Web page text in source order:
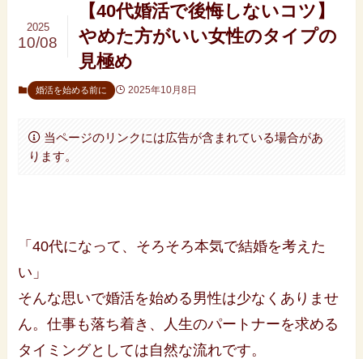
【40代婚活で後悔しないコツ】
やめた方がいい女性のタイプの
見極め
2025
10/08
婚活を始める前に 2025年10月8日
当ページのリンクには広告が含まれている場合があ
ります。
「40代になって、そろそろ本気で結婚を考えた
い」
そんな思いで婚活を始める男性は少なくありませ
ん。仕事も落ち着き、人生のパートナーを求める
タイミングとしては自然な流れです。